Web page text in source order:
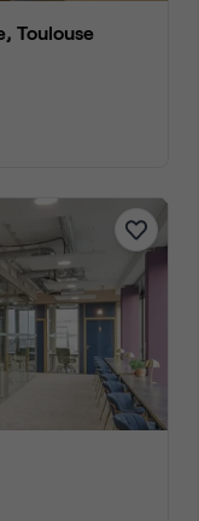
Toulouse